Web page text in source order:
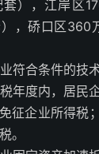
），江岸区
，硚口区360
业符合条件的技
年度内，居民
征企业所得税
。